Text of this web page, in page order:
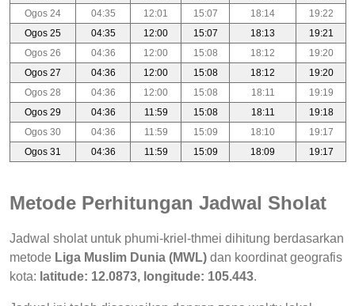
Ogos 24
04:35 12:01 15:07 18:14
19:22
Ogos 25
04:35 12:00 15:07 18:13
19:21
Ogos 26
04:36 12:00 15:08 18:12
19:20
Ogos 27
04:36 12:00 15:08 18:12
19:20
Ogos 28
04:36 12:00 15:08 18:11
19:19
Ogos 29
04:36 11:59 15:08 18:11
19:18
Ogos 30
04:36 11:59 15:09 18:10
19:17
Ogos 31
04:36 11:59 15:09 18:09 19:17
Metode Perhitungan Jadwal Sholat
Jadwal sholat untuk phumi-kriel-thmei dihitung berdasarkan
metode Liga Muslim Dunia (MWL) dan koordinat geografis
kota: latitude: 12.0873, longitude: 105.443.